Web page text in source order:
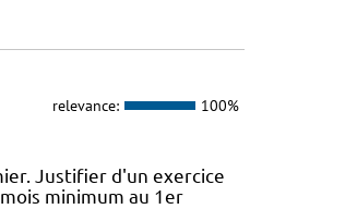
relevance: 100%
Justifier d'un exercice
minimum au 1er